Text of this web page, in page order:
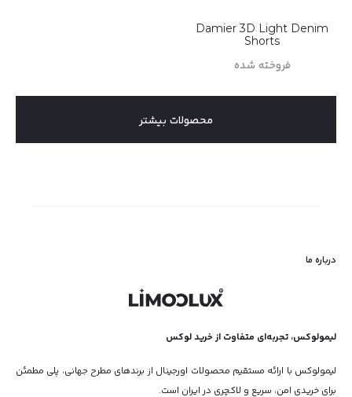
Damier 3D Light Denim
Shorts
فروخته شده
محصولات بیشتر
درباره ما
لیمولوکس، تجربه‌ای متفاوت از خرید لوکس
لیمولوکس با ارائه مستقیم محصولات اورجینال از برندهای مطرح جهانی، پلی مطمئن
برای خریدی امن، سریع و لاکچری در ایران است.